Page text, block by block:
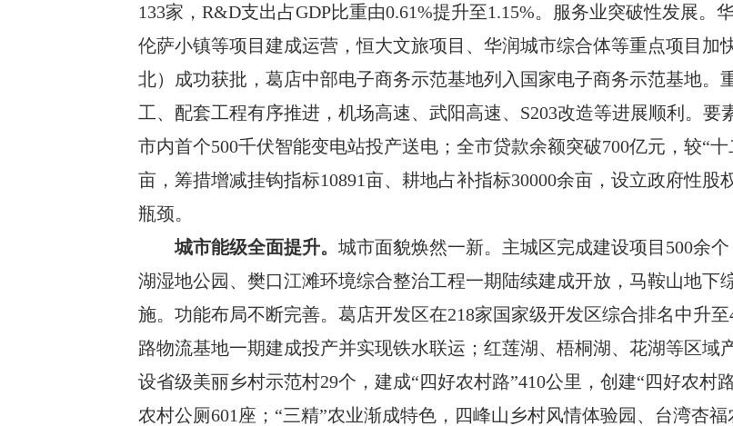
133家， R&D支出占GDP比重由0.61%提升至1.15%。 服务业突破性发展。
伦萨小镇等项目 建成运营 ，恒大文旅项目、华润城市综合体等重点项目
北）成功获批，葛店中部电子商务示范基地列入 国家电子商务示范基地。
工、配套工程有序推进，机场高速、武阳高速、 S203改造等进展顺利。要
市内首个500千伏智能变电站投产送电；全市贷款余额突破700亿元，较“十
亩，筹措增减挂钩指标10891亩、耕地占补指标30000余亩，设立政府性股
瓶颈。
城市能级全面提升。城市面貌焕然一新。主城区完成建设项目 500余
湖湿地公园、樊口江滩环境综合整治工程一期陆续建成开放，马鞍山地下
施。功能布局不断完善。葛店开发区在218家国家级开发区综合排名中升至
路物流基地一期建成投产并实现铁水联运；红莲湖、梧桐湖、花湖等区域
设省级美丽乡村示范村29个，建成“四好农村路”410公里，创建“四好农村
农村公厕601 座 ； “三精”农业渐成特色，四峰山乡村风情体验园、台湾杏